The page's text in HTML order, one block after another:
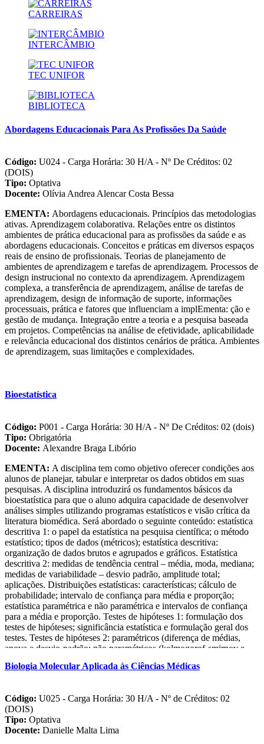
As aulas costumam se concentrar nas quintas e sextas, pela manhã e
à tarde, mas não de forma contínua. Estes quatro turnos da semana
dificilmente são ocupados simultaneamente. A maioria das
disciplinas ocupa somente um turno por semana, durante 8 semanas.
Cada aluno poderá planejar seus horários, escolhendo as disciplinas
de acordo com seu interesse ou disponibilidade (ver Matriz
Curricular). Nosso currículo possui 18 disciplinas, mas apenas 3
possuem caráter obrigatório. As disciplinas são planejadas seguindo
ordem lógica, mas poderão ser cursadas de forma alternativa (não há
pré-requisitos).
CARREIRAS
INTERCÂMBIO
TEC UNIFOR
BIBLIOTECA
Abordagens Educacionais Para As Profissões Da Saúde
Código: U024 - Carga Horária: 30 H/A - Nº De Créditos: 02
(DOIS)
Tipo: Optativa
Docente: Olívia Andrea Alencar Costa Bessa
EMENTA: Abordagens educacionais. Princípios das metodologias
ativas. Aprendizagem colaborativa. Relações entre os distintos
ambientes de prática educacional para as profissões da saúde e as
abordagens educacionais. Conceitos e práticas em diversos espaços
reais de ensino de profissionais. Teorias de planejamento de
ambientes de aprendizagem e tarefas de aprendizagem. Processos de
design instrucional no contexto da aprendizagem. Aprendizagem
complexa, a transferência de aprendizagem, análise de tarefas de
aprendizagem, design de informação de suporte, informações
processuais, prática e fatores que influenciam a implEmenta: ção e
gestão de mudança. Integração entre a teoria e a pesquisa baseada
em projetos. Competências na análise de efetividade, aplicabilidade
e relevância educacional dos distintos cenários de prática. Ambientes
de aprendizagem, suas limitações e complexidades.
Bioestatística
Código: P001 - Carga Horária: 30 H/A - Nº De Créditos: 02 (dois)
Tipo: Obrigatória
Docente: Alexandre Braga Libório
EMENTA: A disciplina tem como objetivo oferecer condições aos
alunos de planejar, tabular e interpretar os dados obtidos em suas
pesquisas. A disciplina introduzirá os fundamentos básicos da
bioestatística para que o aluno adquira capacidade de desenvolver
análises simples utilizando programas estatísticos e visão crítica da
literatura biomédica. Será abordado o seguinte conteúdo: estatística
descritiva 1: o papel da estatística na pesquisa científica; o método
estatístico; tipos de dados (métricos); estatística descritiva:
organização de dados brutos e agrupados e gráficos. Estatística
descritiva 2: medidas de tendência central – média, moda, mediana;
medidas de variabilidade – desvio padrão, amplitude total;
aplicações. Distribuições estatísticas: características; cálculo de
probabilidade; intervalo de confiança para média e proporção;
estatística paramétrica e não paramétrica e intervalos de confiança
para a média e proporção. Testes de hipóteses 1: formulação dos
testes de hipóteses; significância estatística e formulação geral dos
testes. Testes de hipóteses 2: paramétricos (diferença de médias,
anova e desvio-padrão; não paramétricos (kolmogorof-smirnov e
Correlação: coeficiente de pearson. Regressão: regressão linear
Biologia Molecular Aplicada às Ciências Médicas
Código: U025 - Carga Horária: 30 H/A - Nº de Créditos: 02
(DOIS)
Tipo: Optativa
Docente: Danielle Malta Lima